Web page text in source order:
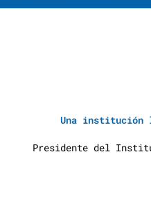
Una institución
Presidente del